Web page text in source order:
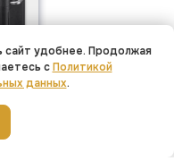
удобнее. Продолжая
сПолитикой
данных.